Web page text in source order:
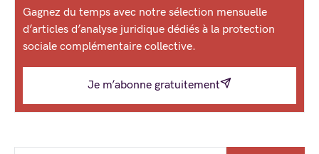
Gagnez du temps avec notre sélection mensuelle
d’articles d’analyse juridique dédiés à la protection
sociale complémentaire collective.
Je m’abonne gratuitement